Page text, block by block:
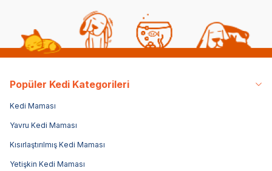
Popüler Kedi Kategorileri
Kedi Maması
Yavru Kedi Maması
Kısırlaştırılmış Kedi Maması
Yetişkin Kedi Maması